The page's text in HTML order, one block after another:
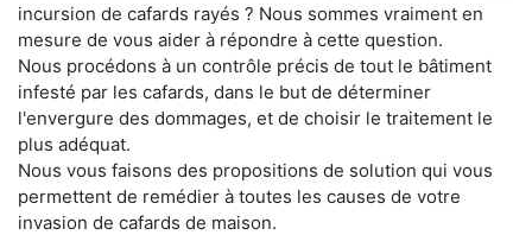
incursion de cafards rayés ? Nous sommes vraiment en
mesure de vous aider à répondre à cette question.
Nous procédons à un contrôle précis de tout le bâtiment
infesté par les cafards, dans le but de déterminer
l'envergure des dommages, et de choisir le traitement le
plus adéquat.
Nous vous faisons des propositions de solution qui vous
permettent de remédier à toutes les causes de votre
invasion de cafards de maison.